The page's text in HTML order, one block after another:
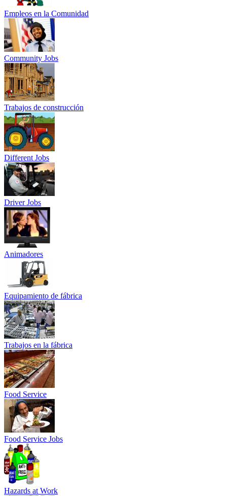
Empleos en la Comunidad
Community Jobs
Trabajos de construcción
Different Jobs
Driver Jobs
Animadores
Equipamiento de fábrica
Trabajos en la fábrica
Food Service
Food Service Jobs
Hazards at Work